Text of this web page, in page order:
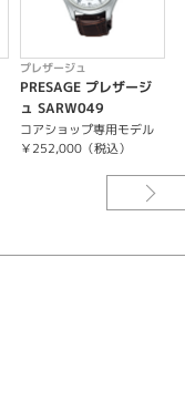
プレザージュ
PRESAGE プレザージ
ュ SARW049
コアショップ専用モデル
￥252,000（税込）